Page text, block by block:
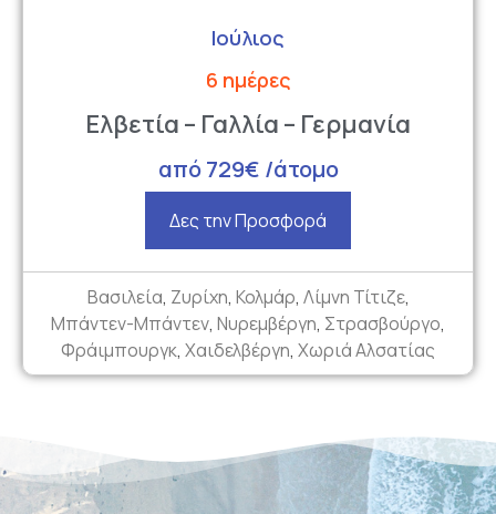
Ιούλιος
6 ημέρες
Ελβετία – Γαλλία – Γερμανία
από 729€ /άτομο
Δες την Προσφορά
Βασιλεία, Ζυρίχη, Κολμάρ, Λίμνη Τίτιζε,
Μπάντεν-Μπάντεν, Νυρεμβέργη, Στρασβούργο,
Φράιμπουργκ, Χαιδελβέργη, Χωριά Αλσατίας